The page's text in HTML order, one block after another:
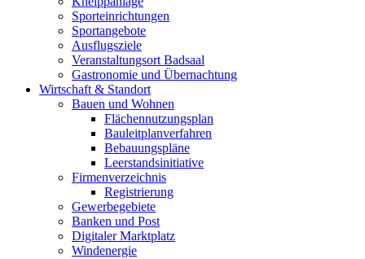
Sporteinrichtungen
Sportangebote
Ausflugsziele
Veranstaltungsort Badsaal
Gastronomie und Übernachtung
Wirtschaft & Standort
Bauen und Wohnen
Flächennutzungsplan
Bauleitplanverfahren
Bebauungspläne
Leerstandsinitiative
Firmenverzeichnis
Registrierung
Gewerbegebiete
Banken und Post
Digitaler Marktplatz
Windenergie